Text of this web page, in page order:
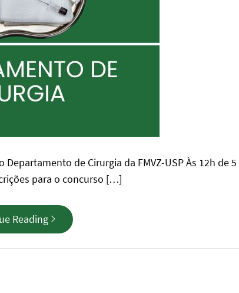
de Cirurgia da FMVZ-USP Às 12h de
para o concurso […]
Reading